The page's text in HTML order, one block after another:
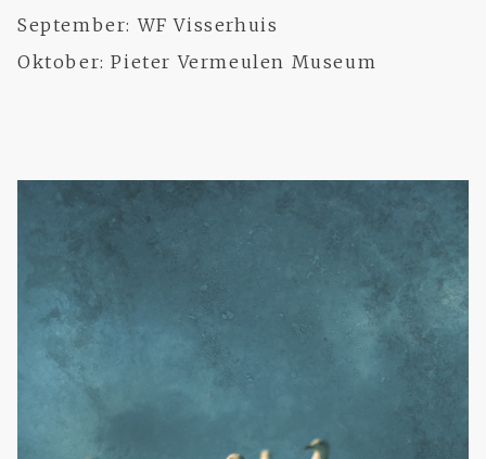
September: WF Visserhuis
Oktober: Pieter Vermeulen Museum